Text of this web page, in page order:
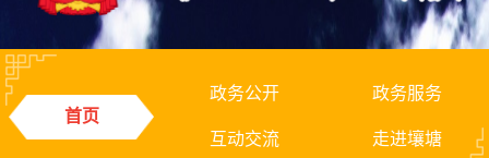
首页
政务公开 政务服务
互动交流 走进壤塘